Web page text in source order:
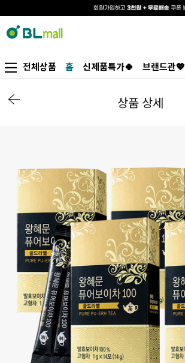
전체상품 홈 신제품특가🍀 브랜드관💖
상품 상세